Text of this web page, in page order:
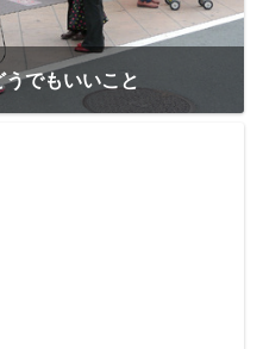
でもいいこと